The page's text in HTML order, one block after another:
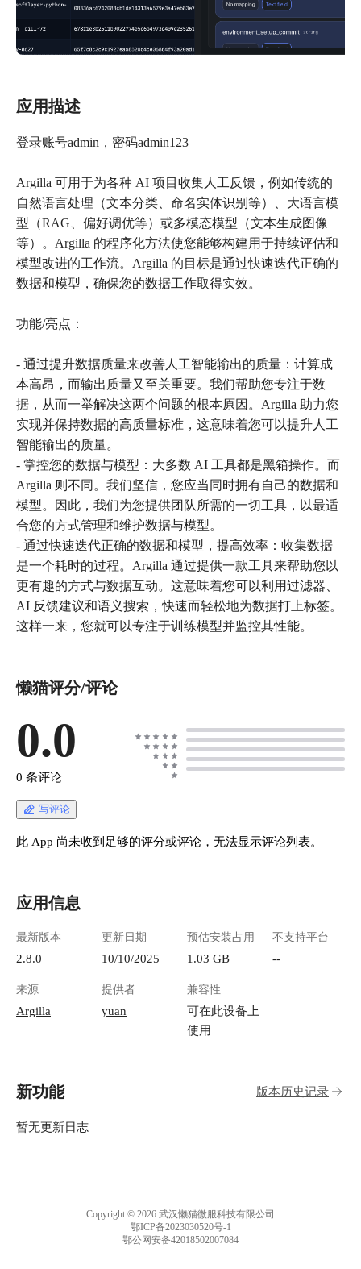
应用描述
登录账号admin，密码admin123
Argilla 可用于为各种 AI 项目收集人工反馈，例如传统的
自然语言处理（文本分类、命名实体识别等）、大语言模
型（RAG、偏好调优等）或多模态模型（文本生成图像
等）。Argilla 的程序化方法使您能够构建用于持续评估和
模型改进的工作流。Argilla 的目标是通过快速迭代正确的
数据和模型，确保您的数据工作取得实效。
功能/亮点：
- 通过提升数据质量来改善人工智能输出的质量：计算成
本高昂，而输出质量又至关重要。我们帮助您专注于数
据，从而一举解决这两个问题的根本原因。Argilla 助力您
实现并保持数据的高质量标准，这意味着您可以提升人工
智能输出的质量。
- 掌控您的数据与模型：大多数 AI 工具都是黑箱操作。而
Argilla 则不同。我们坚信，您应当同时拥有自己的数据和
模型。因此，我们为您提供团队所需的一切工具，以最适
合您的方式管理和维护数据与模型。
- 通过快速迭代正确的数据和模型，提高效率：收集数据
是一个耗时的过程。Argilla 通过提供一款工具来帮助您以
更有趣的方式与数据互动。这意味着您可以利用过滤器、
AI 反馈建议和语义搜索，快速而轻松地为数据打上标签。
懒猫评分/评论
0.0
0 条评论
写评论
此 App 尚未收到足够的评分或评论，无法显示评论列表。
应用信息
最新版本
2.8.0
更新日期
10/10/2025
预估安装占用
1.03 GB
不支持平台
--
来源
Argilla
提供者
yuan
兼容性
可在此设备上
使用
新功能 版本历史记录
暂无更新日志
Copyright © 2026 武汉懒猫微服科技有限公司
鄂ICP备2023030520号-1
鄂公网安备42018502007084